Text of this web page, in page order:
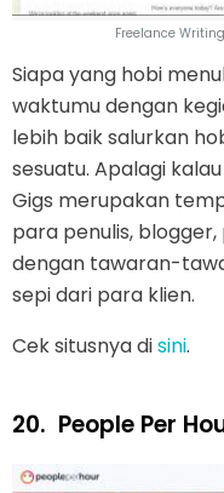
Freelance
Siapa yang hobi
waktumu dengan
lebih baik salurkan
sesuatu. Apalagi
Gigs merupakan
para penulis,
dengan tawaran-
sepi dari para klien.
Cek situsnya disini.
20. People Per